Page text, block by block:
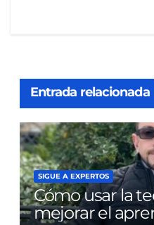
Entrada relacionada
SIGUE A EXPERTOS
Cómo usar la
mejorar el